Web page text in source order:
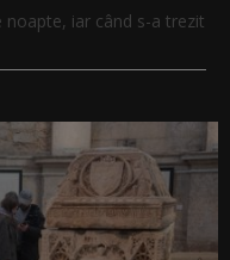
noapte, iar când s-a trezit